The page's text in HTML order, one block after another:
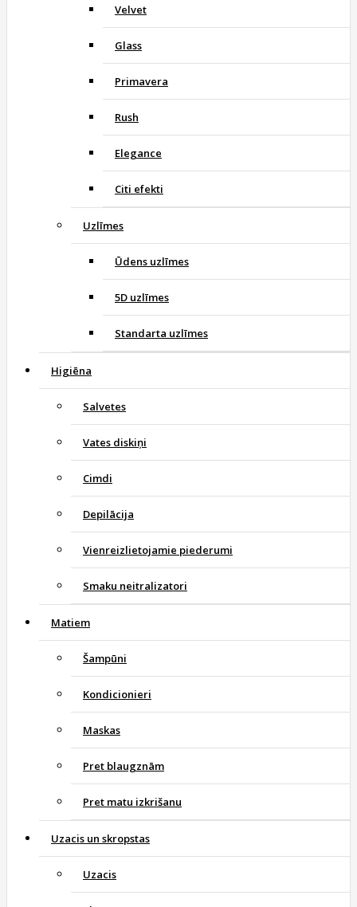
Velvet
Glass
Primavera
Rush
Elegance
Citi efekti
Uzlīmes
Ūdens uzlīmes
5D uzlīmes
Standarta uzlīmes
Higiēna
Salvetes
Vates diskiņi
Cimdi
Depilācija
Vienreizlietojamie piederumi
Smaku neitralizatori
Matiem
Šampūni
Kondicionieri
Maskas
Pret blaugznām
Pret matu izkrišanu
Uzacis un skropstas
Uzacis